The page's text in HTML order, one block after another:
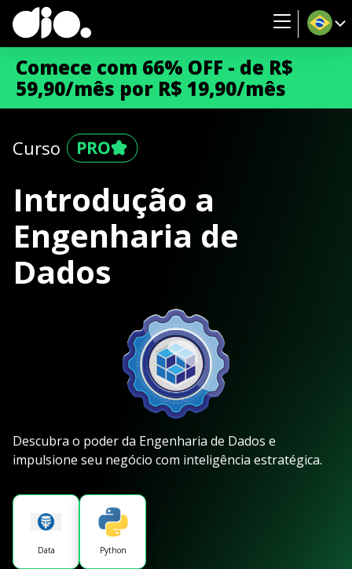
Comece com 66% OFF - de R$
59,90/mês por R$ 19,90/mês
Curso
Introdução a
Engenharia de
Dados
Descubra o poder da Engenharia de Dados e
impulsione seu negócio com inteligência estratégica.
Data Python